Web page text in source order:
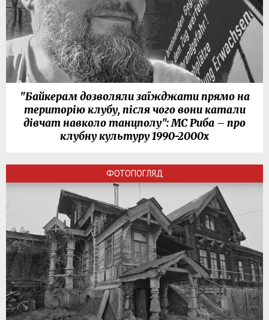
"Байкерам дозволяли заїжджати прямо на
територію клубу, після чого вони катали
дівчат навколо танцполу": МС Риба – про
клубну культуру 1990-2000х
ФОТОПОГЛЯД